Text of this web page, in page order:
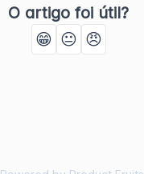
O artigo foi útil?
😁 😐 😠